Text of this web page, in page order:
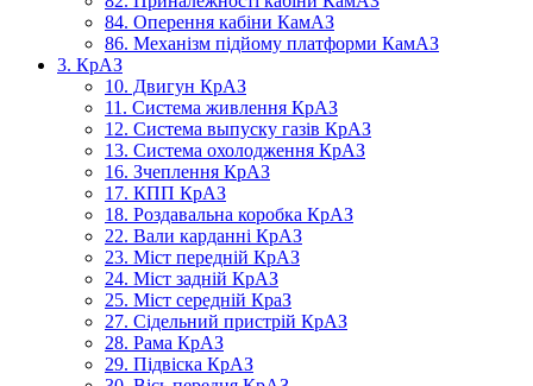
84. Оперення кабіни КамАЗ
86. Механізм підйому платформи КамАЗ
3. КрАЗ
10. Двигун КрАЗ
11. Система живлення КрАЗ
12. Система выпуску газів КрАЗ
13. Система охолодження КрАЗ
16. Зчеплення КрАЗ
17. КПП КрАЗ
18. Роздавальна коробка КрАЗ
22. Вали карданні КрАЗ
23. Міст передній КрАЗ
24. Міст задній КрАЗ
25. Міст середній КраЗ
27. Сідельний пристрій КрАЗ
28. Рама КрАЗ
29. Підвіска КрАЗ